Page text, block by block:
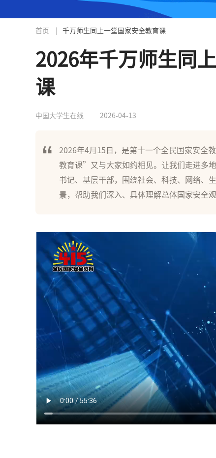
首页 千万师生同上一堂国家安全教育课
2026年千万师生同
课
中国大学生在线 2026-04-13
2026年4月15日，是第十一个全民国家安全
教育课”又与大家如约相见。让我们走进多
书记、基层干部，围绕社会、科技、网络、
景，帮助我们深入、具体理解总体国家安全观